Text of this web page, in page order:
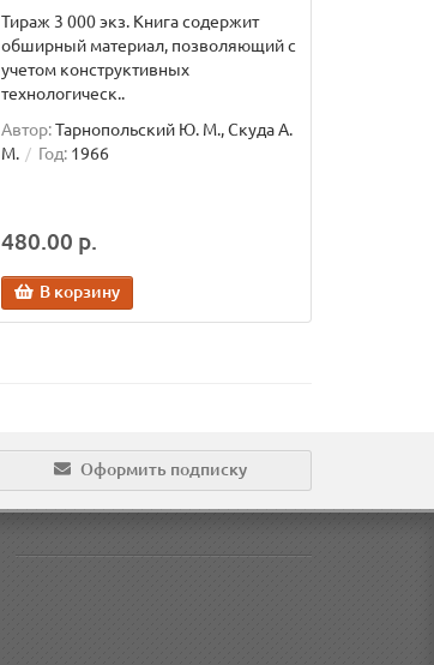
Тираж 3 000 экз. Книга содержит
обширный материал, позволяющий с
учетом конструктивных
технологическ..
Автор:Тарнопольский Ю. М., Скуда А.
М.
Год: 1966
480.00 р.
В корзину
Оформить подписку